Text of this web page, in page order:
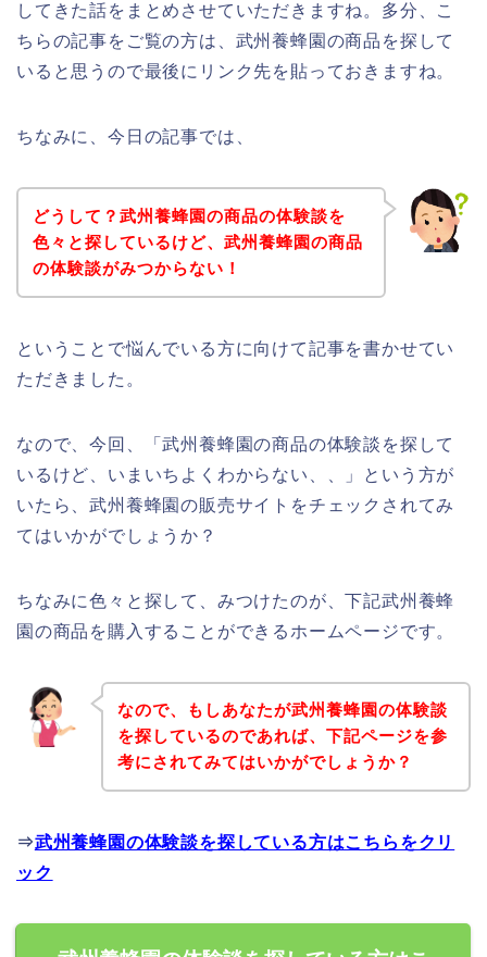
してきた話をまとめさせていただきますね。多分、こ
ちらの記事をご覧の方は、武州養蜂園の商品を探して
いると思うので最後にリンク先を貼っておきますね。
ちなみに、今日の記事では、
どうして？武州養蜂園の商品の体験談を
色々と探しているけど、武州養蜂園の商品
の体験談がみつからない！
ということで悩んでいる方に向けて記事を書かせてい
ただきました。
なので、今回、「武州養蜂園の商品の体験談を探して
いるけど、いまいちよくわからない、、」という方が
いたら、武州養蜂園の販売サイトをチェックされてみ
てはいかがでしょうか？
ちなみに色々と探して、みつけたのが、下記武州養蜂
園の商品を購入することができるホームページです。
なので、もしあなたが武州養蜂園の体験談
を探しているのであれば、下記ページを参
考にされてみてはいかがでしょうか？
⇒武州養蜂園の体験談を探している方はこちらをクリ
ック